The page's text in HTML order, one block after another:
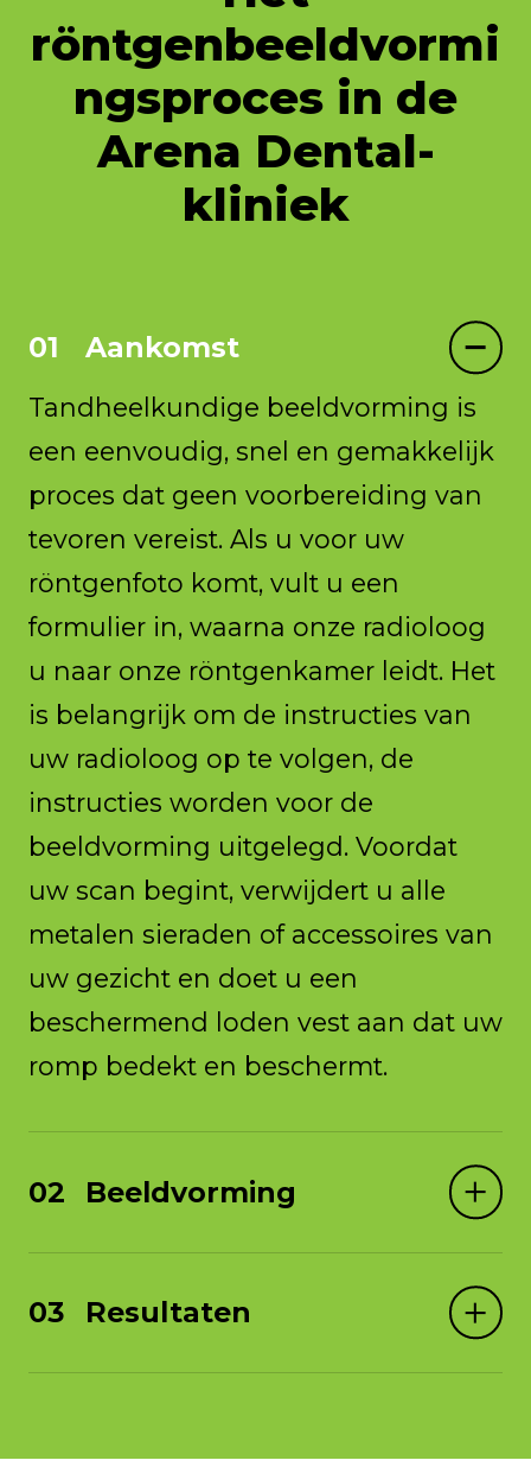
röntgenbeeldvormi
ngsproces in de
Arena Dental-
kliniek
Aankomst
Tandheelkundige beeldvorming is
een eenvoudig, snel en gemakkelijk
proces dat geen voorbereiding van
tevoren vereist. Als u voor uw
röntgenfoto komt, vult u een
formulier in, waarna onze radioloog
u naar onze röntgenkamer leidt. Het
is belangrijk om de instructies van
uw radioloog op te volgen, de
instructies worden voor de
beeldvorming uitgelegd. Voordat
uw scan begint, verwijdert u alle
metalen sieraden of accessoires van
uw gezicht en doet u een
beschermend loden vest aan dat uw
romp bedekt en beschermt.
Beeldvorming
Resultaten